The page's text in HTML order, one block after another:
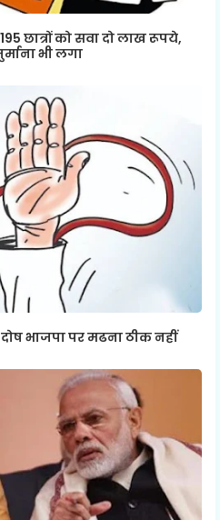
छात्रों को सवा दो लाख रूपये,
भी लगा
भाजपा पर मढना ठीक नहीं